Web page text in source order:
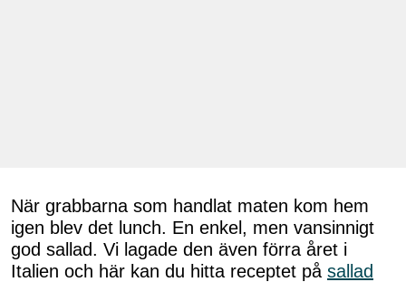
När grabbarna som handlat maten kom hem
igen blev det lunch. En enkel, men vansinnigt
god sallad. Vi lagade den även förra året i
Italien och här kan du hitta receptet på sallad